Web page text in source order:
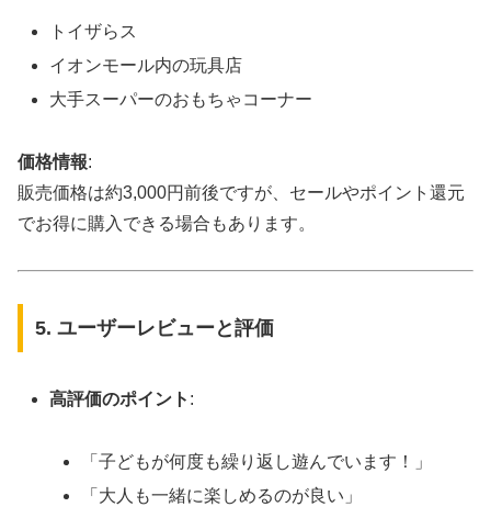
トイザらス
イオンモール内の玩具店
大手スーパーのおもちゃコーナー
価格情報:
販売価格は約3,000円前後ですが、セールやポイント還元
でお得に購入できる場合もあります。
5. ユーザーレビューと評価
高評価のポイント :
「子どもが何度も繰り返し遊んでいます！」
「大人も一緒に楽しめるのが良い」